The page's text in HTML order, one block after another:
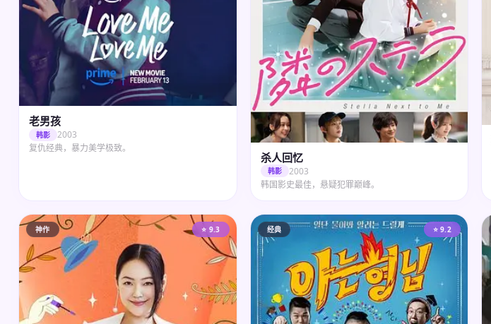
老男孩
韩影
2003
复仇经典，暴力美学极致。
杀人回忆
韩影
2003
韩国影史最佳，悬疑犯罪巅峰。
神作 ⭐ 9.3 经典 ⭐ 9.2